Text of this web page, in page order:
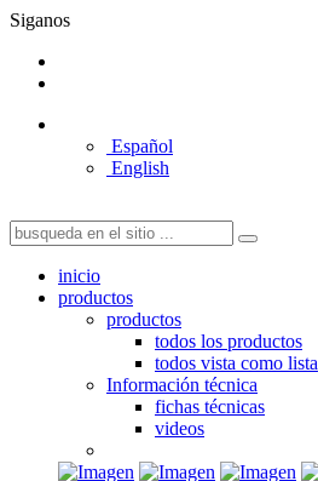
Siganos
Español
English
inicio
productos
productos
todos los productos
todos vista como lista
Información técnica
fichas técnicas
videos